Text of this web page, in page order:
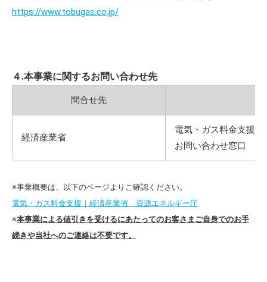
https://www.tobugas.co.jp/
４.本事業に関するお問い合わせ先
問合せ先
経済産業省
電気・ガス料金支援
お問い合わせ窓口
※事業概要は、以下のページよりご確認ください。
電気・ガス料金支援｜経済産業省 資源エネルギー庁
※本事業による値引きを受けるにあたってのお客さまご自身でのお手
続きや当社へのご連絡は不要です。